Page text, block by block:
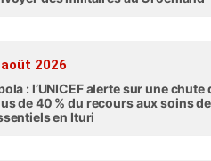
2026
: l’UNICEF alerte sur une chute
de 40 % du recours aux soins
en Ituri